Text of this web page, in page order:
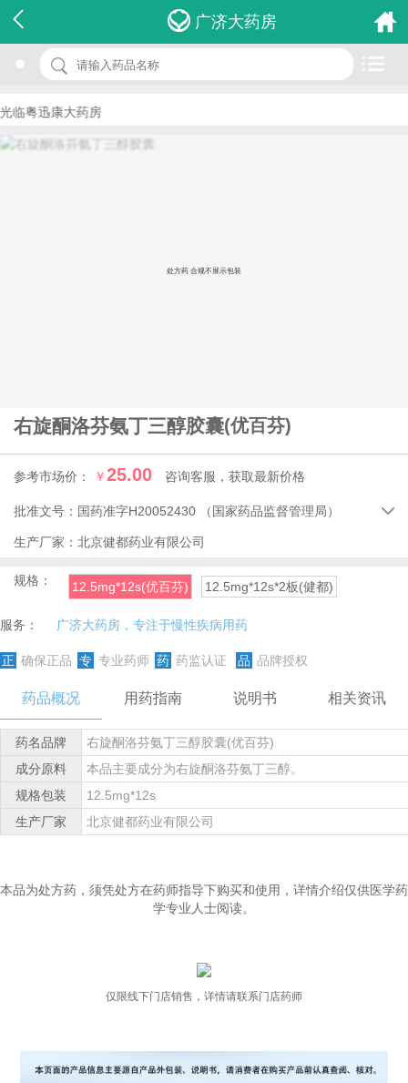
广济大药房
粤迅康大药房
处方药 合规不展示包装
右旋酮洛芬氨丁三醇胶囊(优百芬)
参考市场价： ￥25.00 咨询客服，获取最新价格
名 称：右旋酮洛芬氨丁三醇胶囊
品 牌：(优百芬)
价 格：￥25.00
批准文号： 国药准字H20052430 （国家药品监督管理局） 
生产厂家： 北京健都药业有限公司
规格： 12.5mg*12s(优百芬) 12.5mg*12s*2板(健都)
服务： 广济大药房，专注于慢性疾病用药
正 确保正品 专 专业药师 药 药监认证 品 品牌授权
药品概况 用药指南 说明书 相关资讯
药名品牌
右旋酮洛芬氨丁三醇胶囊(优百芬)
成分原料
本品主要成分为右旋酮洛芬氨丁三醇。
规格包装
12.5mg*12s
生产厂家
北京健都药业有限公司
本品为处方药，须凭处方在药师指导下购买和使用，详情介绍仅供医学药
学专业人士阅读。
仅限线下门店销售，详情请联系门店药师